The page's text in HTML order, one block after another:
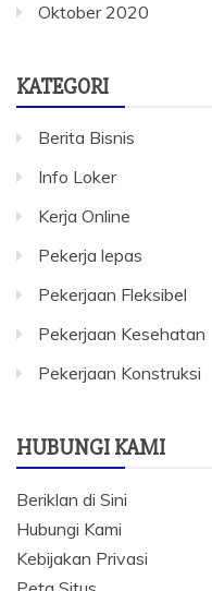
Oktober 2020
KATEGORI
Berita Bisnis
Info Loker
Kerja Online
Pekerja lepas
Pekerjaan Fleksibel
Pekerjaan Kesehatan
Pekerjaan Konstruksi
HUBUNGI KAMI
Beriklan di Sini
Hubungi Kami
Kebijakan Privasi